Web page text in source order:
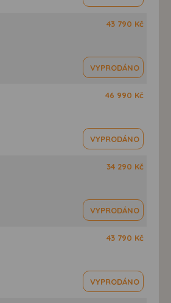
43 790 Kč
VYPRODÁNO
46 990 Kč
VYPRODÁNO
34 290 Kč
VYPRODÁNO
43 790 Kč
VYPRODÁNO